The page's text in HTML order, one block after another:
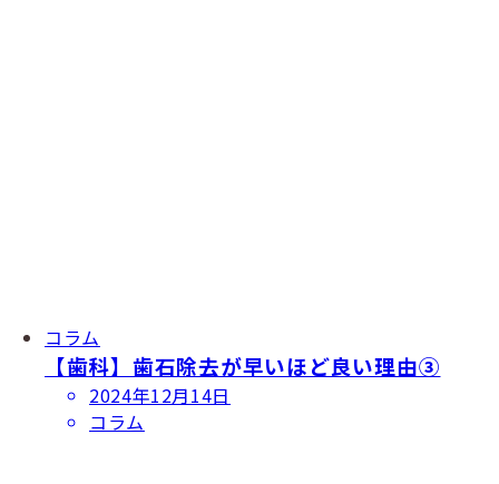
コラム
【歯科】歯石除去が早いほど良い理由③
投
稿
2024年12月14日
コラム